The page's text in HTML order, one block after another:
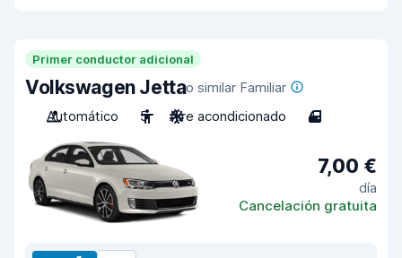
Primer conductor adicional
Volkswagen Jettao similar Familiar
Automático
5 Aire acondicionado 4
7,00 €
día
Cancelación gratuita